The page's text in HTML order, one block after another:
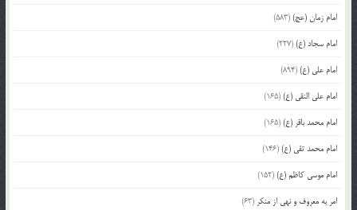
امام زمان (عج)(583)
امام سجاد (ع)(227)
امام علی (ع)(894)
امام علی النقی (ع)(165)
امام محمد باقر (ع)(165)
امام محمد تقی (ع)(146)
امام موسی کاظم (ع)(152)
امر به معروف و نهی از منکر (63)